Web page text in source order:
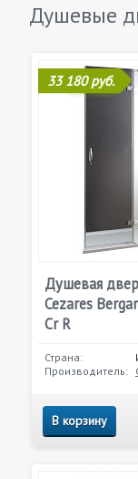
Душевые
33 180 руб.
Душевая
Cezares
Cr R
Страна:
Производитель:
В корзину